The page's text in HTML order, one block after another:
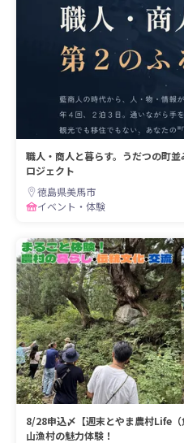
職人・商人と暮らす。うだつの町
ロジェクト
徳島県美馬市
イベント・体験
8/28申込〆【週末とやま農村Life
山漁村の魅力体験！